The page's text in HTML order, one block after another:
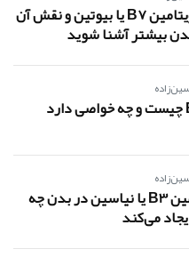
با تاثیرات ویتامین B7 یا بیوتین و نقش آن
بیشتر آشنا شوید
کمبود ویتامین B3 یا نیاسین در بدن چه
می‌کند